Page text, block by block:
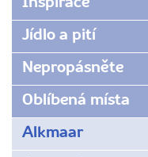
Inspirace
Jídlo a pití
Nepropásněte
Oblíbená místa
Alkmaar